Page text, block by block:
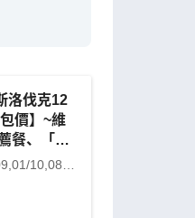
洛伐克12
價】~維
餐、「世
、安排多
10,21/10